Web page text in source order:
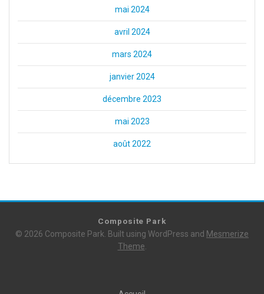
mai 2024
avril 2024
mars 2024
janvier 2024
décembre 2023
mai 2023
août 2022
Composite Park
© 2026 Composite Park. Built using WordPress and Mesmerize
Theme